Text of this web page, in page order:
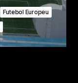
Futebol Europeu